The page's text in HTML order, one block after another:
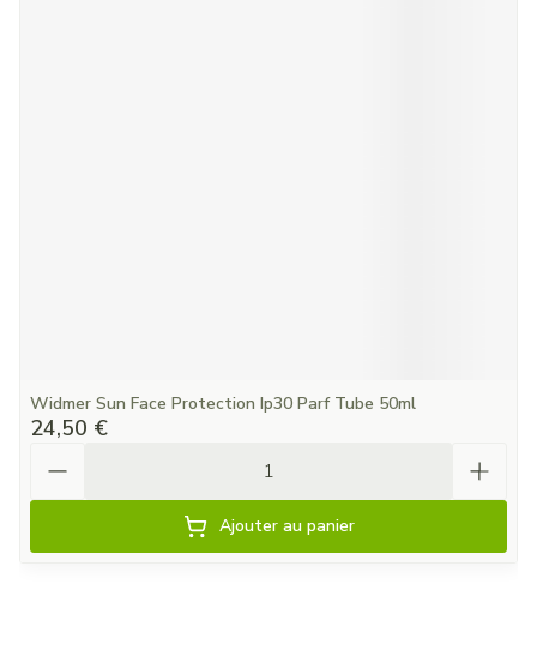
Widmer Sun Face Protection Ip30 Parf Tube 50ml
24,50 €
Ajouter au panier